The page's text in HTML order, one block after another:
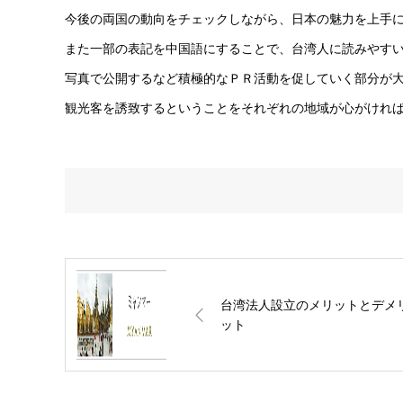
今後の両国の動向をチェックしながら、日本の魅力を上手
また一部の表記を中国語にすることで、台湾人に読みやす
写真で公開するなど積極的なＰＲ活動を促していく部分が
観光客を誘致するということをそれぞれの地域が心がけれ
台湾法人設立のメリットとデメ
ット